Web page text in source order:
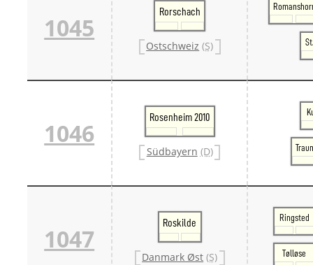
1045
Rorschach
Ostschweiz (S)
1046
Rosenheim 2010
Südbayern (D)
1047
Roskilde
Danmark Øst (S)
Ringsted
Tølløse